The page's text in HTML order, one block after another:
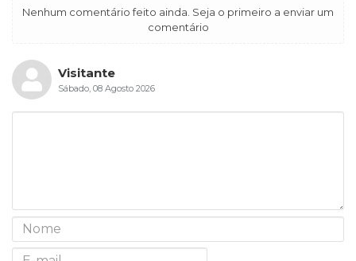
Nenhum comentário feito ainda. Seja o primeiro a enviar um
comentário
Visitante
Sábado, 08 Agosto 2026